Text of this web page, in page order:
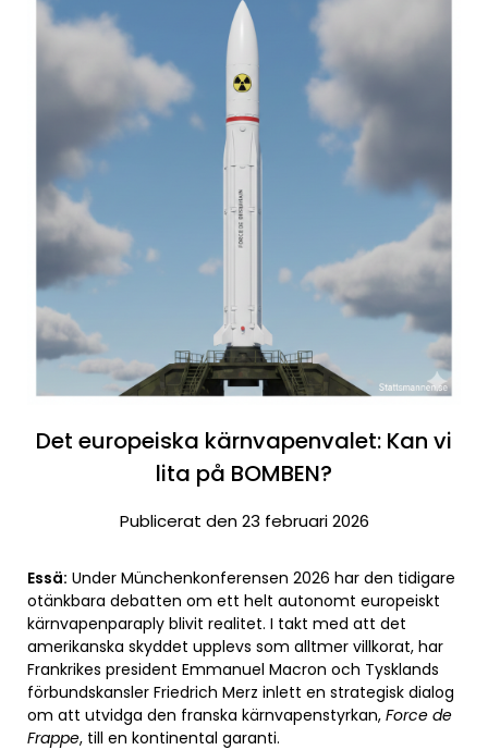
Det europeiska kärnvapenvalet: Kan vi
lita på BOMBEN?
Publicerat den 23 februari 2026
Essä: Under Münchenkonferensen 2026 har den tidigare
otänkbara debatten om ett helt autonomt europeiskt
kärnvapenparaply blivit realitet. I takt med att det
amerikanska skyddet upplevs som alltmer villkorat, har
Frankrikes president Emmanuel Macron och Tysklands
förbundskansler Friedrich Merz inlett en strategisk dialog
om att utvidga den franska kärnvapenstyrkan, Force de
Frappe, till en kontinental garanti.